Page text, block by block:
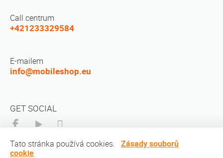
Call centrum
+421233329584
E-mailem
info@mobileshop.eu
GET SOCIAL
Tato stránka používá cookies. Zásady souborů
cookie